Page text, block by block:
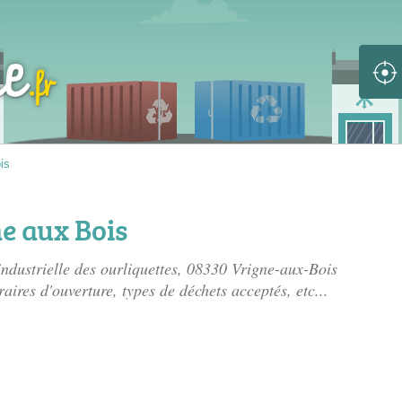
aux Bois
des ourliquettes, 08330 Vrigne-aux-Bois
d'ouverture, types de déchets acceptés, etc...